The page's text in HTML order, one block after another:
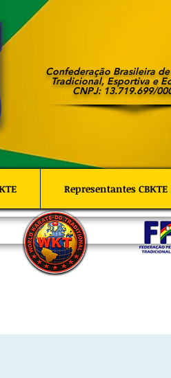
Confederação Brasileira
Tradicional, Esportiva e
CNPJ: 13.719.699/
Representantes CBKTE